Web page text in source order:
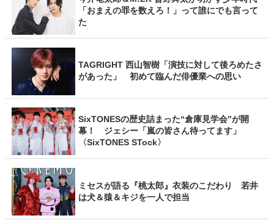
「おまえの罪を数えろ！」って誰にでも言って
た
TAGRIGHT 西山智樹「演技に対して後ろめたさ
があった」 初めて臨んだ俳優業への思い
SixTONESの歴史詰まった“倉庫見学会”が開
幕！ ジェシー「嵐の皆さん待ってます」
〈SixTONES STock〉
ミセスが語る『桃太郎』衣装のこだわり 若井
は犬＆猿＆キジを一人で担当